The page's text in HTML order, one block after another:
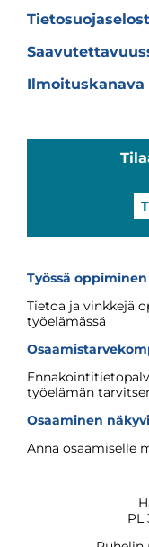
Työssä
Tietoa ja vinkkejä
työelämässä
työelämän
Osaaminen
Anna osaamiselle
PL